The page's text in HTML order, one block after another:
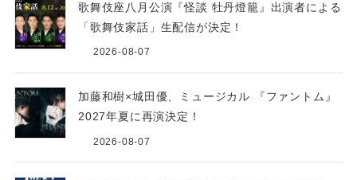
歌舞伎座八月公演『怪談 牡丹燈籠』出演者による
「歌舞伎家話」生配信が決定！
2026-08-07
加藤和樹×城田優、ミュージカル 『ファントム』
2027年夏に再演決定！
2026-08-07